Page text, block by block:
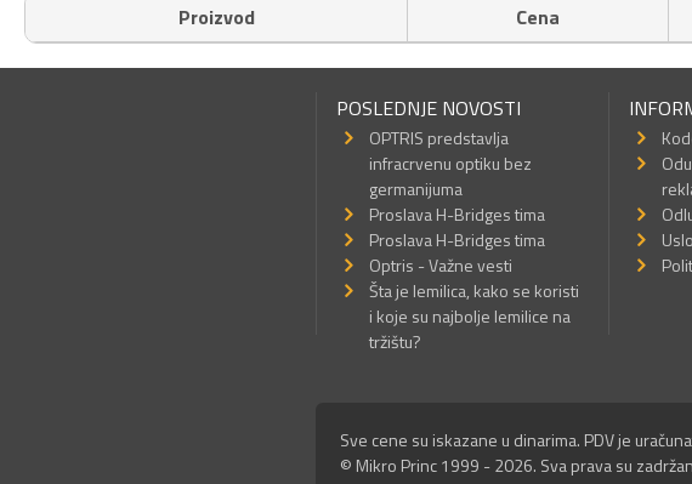
Proizvod Cena
POSLEDNJE NOVOSTI
OPTRIS predstavlja
infracrvenu optiku bez
germanijuma
Proslava H-Bridges tima
Proslava H-Bridges tima
Optris - Važne vesti
Šta je lemilica, kako se koristi
i koje su najbolje lemilice na
tržištu?
Sve cene su iskazane u dinarima. PDV je
© Mikro Princ 1999 - 2026. Sva prava su